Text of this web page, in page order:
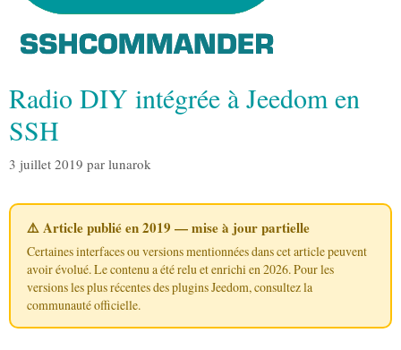
Radio DIY intégrée à Jeedom en
SSH
3 juillet 2019 par lunarok
⚠️ Article publié en 2019 — mise à jour partielle
Certaines interfaces ou versions mentionnées dans cet article peuvent
avoir évolué. Le contenu a été relu et enrichi en 2026. Pour les
versions les plus récentes des plugins Jeedom, consultez la
communauté officielle.